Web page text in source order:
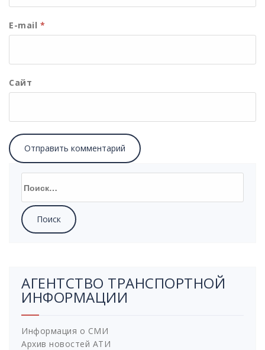
E-mail *
Сайт
АГЕНТСТВО ТРАНСПОРТНОЙ
ИНФОРМАЦИИ
Информация о СМИ
Архив новостей АТИ